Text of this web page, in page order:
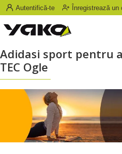
Autentifică-te Înregistrează un
Adidasi sport pentru
TEC Ogle